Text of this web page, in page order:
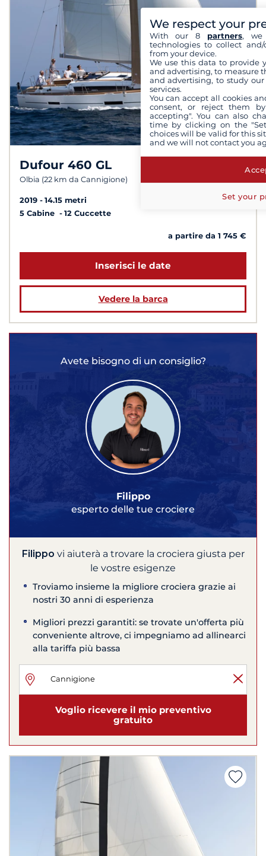
Dufour 460 GL
Olbia (22 km da Cannigione)
2019
14.15 metri
5 Cabine
12 Cuccette
a partire da 1 745 €
Inserisci le date
Vedere la barca
Avete bisogno di un consiglio?
Filippo
esperto delle tue crociere
Filippo vi aiuterà a trovare la crociera giusta per
le vostre esigenze
Troviamo insieme la migliore crociera grazie ai
nostri 30 anni di esperienza
Migliori prezzi garantiti: se trovate un'offerta più
conveniente altrove, ci impegniamo ad allinearci
alla tariffa più bassa
Voglio ricevere il mio preventivo
gratuito
We respect your
With our 8 partners, we
technologies to collect
from your device.
We use this data to provide
and advertising, to measure
and advertising, to study
services.
You can accept all cookies
consent, or reject them
accepting". You can also
time by clicking on the
choices will be valid for this
and we will not contact you
Set your